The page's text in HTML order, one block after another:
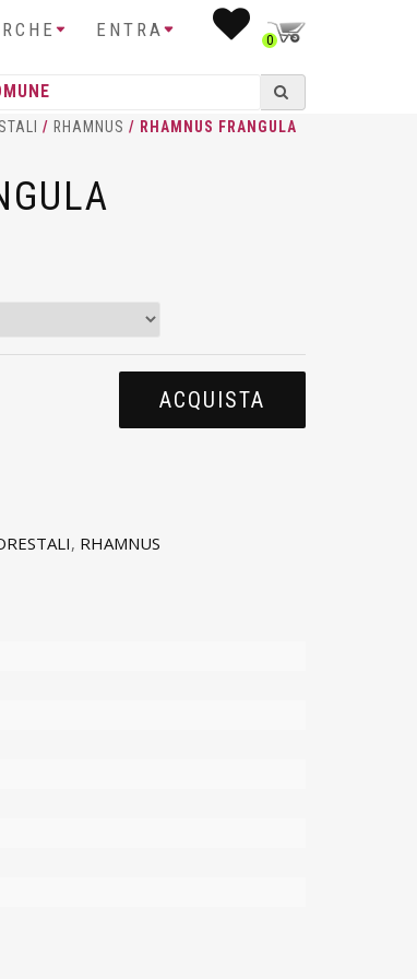
ENTRA 0
/ RHAMNUS / RHAMNUS FRANGULA
ACQUISTA
, RHAMNUS